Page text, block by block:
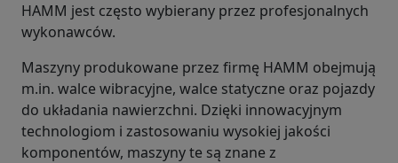
HAMM jest często wybierany przez profesjonalnych
wykonawców.
Maszyny produkowane przez firmę HAMM obejmują
m.in. walce wibracyjne, walce statyczne oraz pojazdy
do układania nawierzchni. Dzięki innowacyjnym
technologiom i zastosowaniu wysokiej jakości
komponentów, maszyny te są znane z